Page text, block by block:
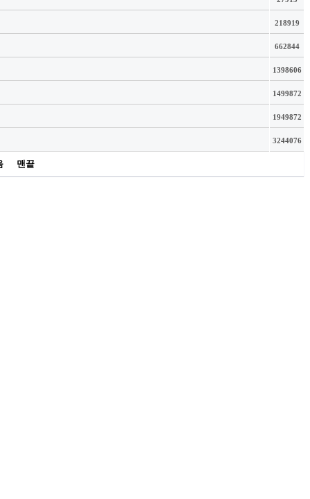
218919
662844
1398606
1499872
1949872
3244076
맨끝